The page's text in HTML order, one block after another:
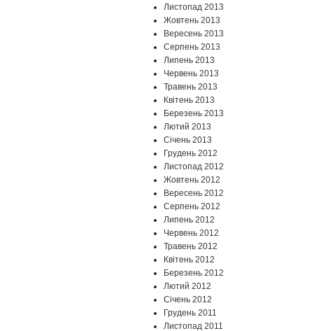
Листопад 2013
Жовтень 2013
Вересень 2013
Серпень 2013
Липень 2013
Червень 2013
Травень 2013
Квітень 2013
Березень 2013
Лютий 2013
Січень 2013
Грудень 2012
Листопад 2012
Жовтень 2012
Вересень 2012
Серпень 2012
Липень 2012
Червень 2012
Травень 2012
Квітень 2012
Березень 2012
Лютий 2012
Січень 2012
Грудень 2011
Листопад 2011